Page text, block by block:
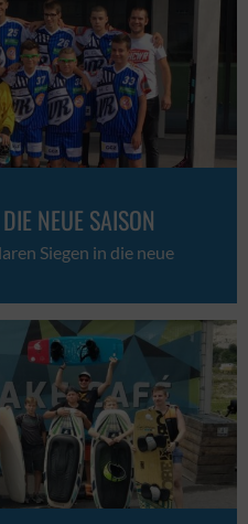
NEUE SAISON
Siegen in die neue